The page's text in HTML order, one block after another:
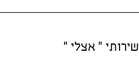
שירותי " אצלי "